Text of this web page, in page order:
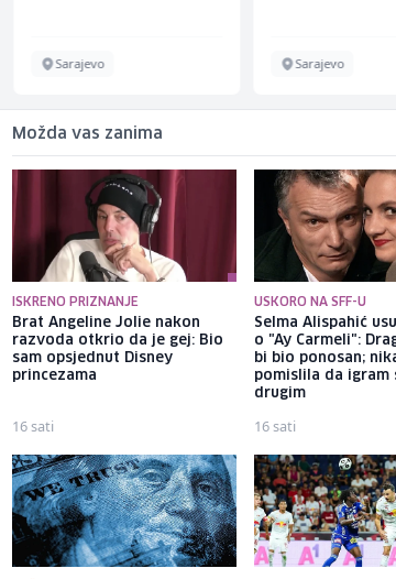
Sarajevo Sarajevo
Možda vas zanima
ISKRENO PRIZNANJE
Brat Angeline Jolie nakon
razvoda otkrio da je gej: Bio
sam opsjednut Disney
princezama
16 sati
USKORO NA SFF-U
Selma Alispahić
o "Ay Carmeli":
bi bio ponosan;
pomislila da igram
drugim
16 sati